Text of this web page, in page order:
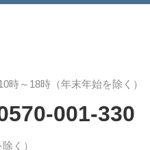
時～18時（年末年始を除く）
001-330
く）